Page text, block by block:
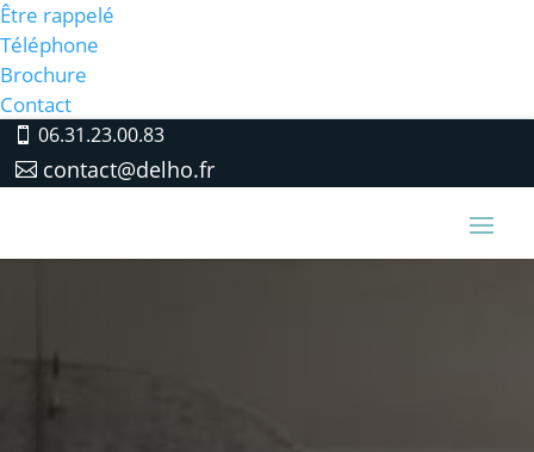
Être rappelé
Téléphone
Brochure
Contact
06.31.23.00.83
contact@delho.fr